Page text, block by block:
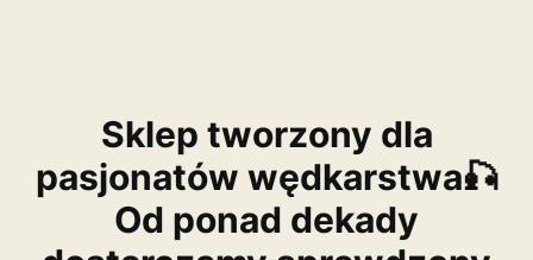
Sklep tworzony dla
pasjonatów wędkarstwa🎣
Od ponad dekady